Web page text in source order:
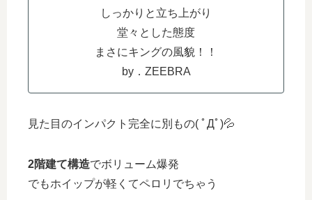
しっかりと立ち上がり
堂々とした態度
まさにキングの風貌！！
by．ZEEBRA
見た目のインパクト完全に別もの( ﾟДﾟ)💦
2階建て構造でボリューム爆発
でもホイップが軽くてペロリでちゃう